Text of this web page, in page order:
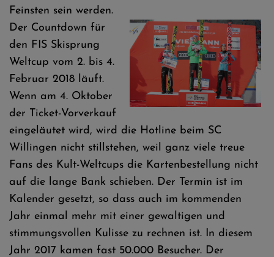
Feinsten sein werden.
Der Countdown für
den FIS Skisprung
Weltcup vom 2. bis 4.
Februar 2018 läuft.
Wenn am 4. Oktober
der Ticket-Vorverkauf
eingeläutet wird, wird die Hotline beim SC
Willingen nicht stillstehen, weil ganz viele treue
Fans des Kult-Weltcups die Kartenbestellung nicht
auf die lange Bank schieben. Der Termin ist im
Kalender gesetzt, so dass auch im kommenden
Jahr einmal mehr mit einer gewaltigen und
stimmungsvollen Kulisse zu rechnen ist. In diesem
Jahr 2017 kamen fast 50.000 Besucher. Der